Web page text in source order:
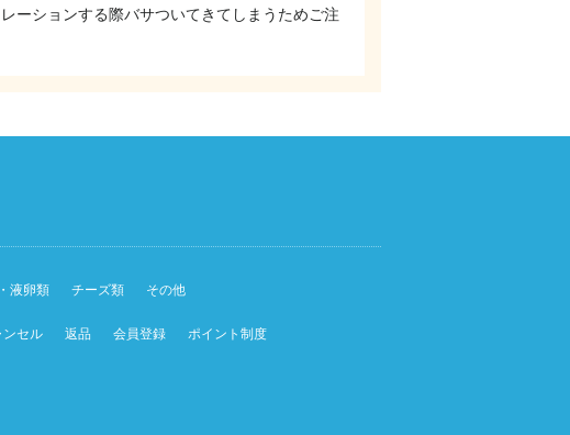
ーションする際バサついてきてしまうためご注
液卵類 チーズ類 その他
ンセル 返品 会員登録
ポイント制度